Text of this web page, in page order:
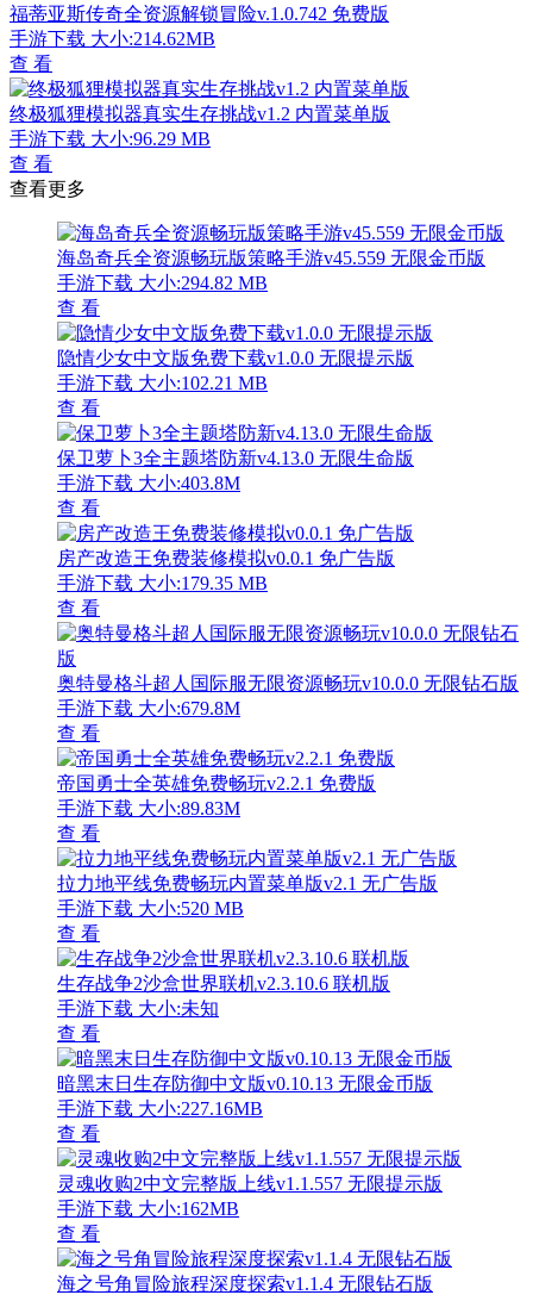
福蒂亚斯传奇全资源解锁冒险v.1.0.742 免费版
手游下载 大小:214.62MB
查 看
终极狐狸模拟器真实生存挑战v1.2 内置菜单版
手游下载 大小:96.29 MB
查 看
查看更多
海岛奇兵全资源畅玩版策略手游v45.559 无限金币版
手游下载 大小:294.82 MB
查 看
隐情少女中文版免费下载v1.0.0 无限提示版
手游下载 大小:102.21 MB
查 看
保卫萝卜3全主题塔防新v4.13.0 无限生命版
手游下载 大小:403.8M
查 看
房产改造王免费装修模拟v0.0.1 免广告版
手游下载 大小:179.35 MB
查 看
奥特曼格斗超人国际服无限资源畅玩v10.0.0 无限钻石版
手游下载 大小:679.8M
查 看
帝国勇士全英雄免费畅玩v2.2.1 免费版
手游下载 大小:89.83M
查 看
拉力地平线免费畅玩内置菜单版v2.1 无广告版
手游下载 大小:520 MB
查 看
生存战争2沙盒世界联机v2.3.10.6 联机版
手游下载 大小:未知
查 看
暗黑末日生存防御中文版v0.10.13 无限金币版
手游下载 大小:227.16MB
查 看
灵魂收购2中文完整版上线v1.1.557 无限提示版
手游下载 大小:162MB
查 看
海之号角冒险旅程深度探索v1.1.4 无限钻石版